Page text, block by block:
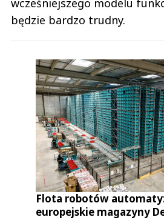
będzie bardzo trudny.
Flota robotów
europejskie magazyny